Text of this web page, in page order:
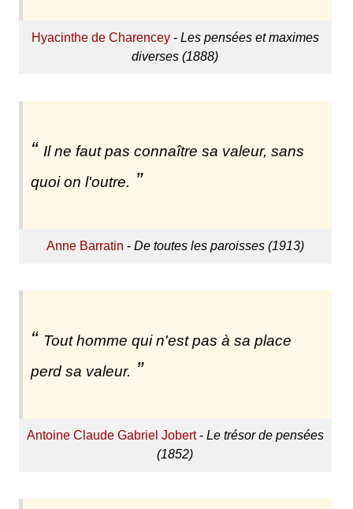
Hyacinthe de Charencey- Les pensées et maximes
diverses (1888)
Il ne faut pas connaître sa valeur, sans
quoi on l'outre.
Anne Barratin - De toutes les paroisses (1913)
Tout homme qui n'est pas à sa place
perd sa valeur.
Antoine Claude Gabriel Jobert- Le trésor de pensées
(1852)